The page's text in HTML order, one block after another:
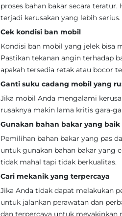
proses bahan bakar secara
terjadi kerusakan yang lebih serius.
Cek kondisi ban mobil
Kondisi ban mobil yang jelek bisa
Pastikan tekanan angin terhadap
apakah tersedia retak atau bocor
Ganti suku cadang mobil yang
Jika mobil Anda mengalami
rusaknya makin lama kritis gara-
Gunakan bahan bakar yang baik
Pemilihan bahan bakar yang pas
untuk gunakan bahan bakar yang
tidak mahal tapi tidak berkualitas.
Cari mekanik yang terpercaya
Jika Anda tidak dapat melakukan
untuk jalankan perawatan dan
dan terpercaya untuk meyakinkan